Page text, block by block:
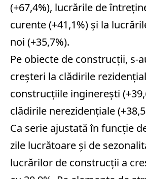
(+67,4%), lucrările de
curente (+41,1%) şi la
noi (+35,7%).
Pe obiecte de construcţii, s-
creşteri la clădirile
construcţiile inginereşti
clădirile nerezidenţiale
Ca serie ajustată în funcţie
zile lucrătoare şi de
lucrărilor de construcţii a